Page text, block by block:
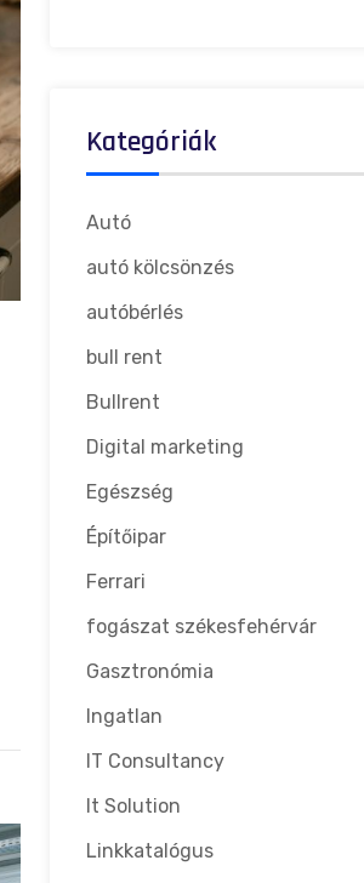
Kategóriák
Autó
autó kölcsönzés
autóbérlés
bull rent
Bullrent
Digital marketing
Egészség
Építőipar
Ferrari
fogászat székesfehérvár
Gasztronómia
Ingatlan
IT Consultancy
It Solution
Linkkatalógus